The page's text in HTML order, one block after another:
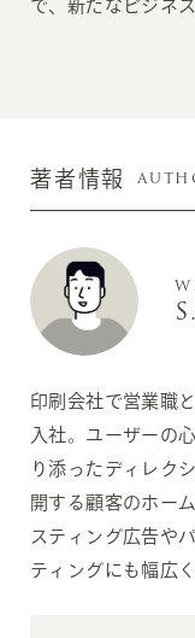
で、新たなビジネ
著者情報
印刷会社で営業職
入社。ユーザーの
り添ったディレク
開する顧客のホー
スティング広告や
ティングにも幅広く